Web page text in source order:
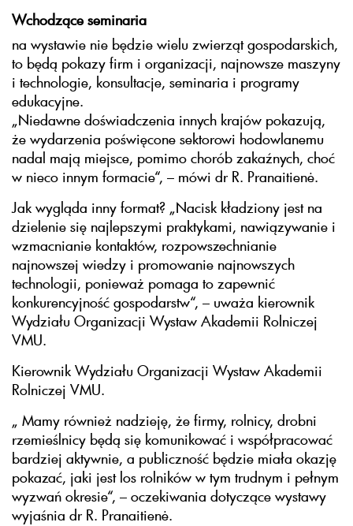
Wchodzące seminaria
na wystawie nie będzie wielu zwierząt gospodarskich,
to będą pokazy firm i organizacji, najnowsze maszyny
i technologie, konsultacje, seminaria i programy
edukacyjne.
„Niedawne doświadczenia innych krajów pokazują,
że wydarzenia poświęcone sektorowi hodowlanemu
nadal mają miejsce, pomimo chorób zakaźnych, choć
w nieco innym formacie“, – mówi dr R. Pranaitienė.
Jak wygląda inny format? „Nacisk kładziony jest na
dzielenie się najlepszymi praktykami, nawiązywanie i
wzmacnianie kontaktów, rozpowszechnianie
najnowszej wiedzy i promowanie najnowszych
technologii, ponieważ pomaga to zapewnić
konkurencyjność gospodarstw“, – uważa kierownik
Wydziału Organizacji Wystaw Akademii Rolniczej
VMU.
Kierownik Wydziału Organizacji Wystaw Akademii
Rolniczej VMU.
„ Mamy również nadzieję, że firmy, rolnicy, drobni
rzemieślnicy będą się komunikować i współpracować
bardziej aktywnie, a publiczność będzie miała okazję
pokazać, jaki jest los rolników w tym trudnym i pełnym
wyzwań okresie“, – oczekiwania dotyczące wystawy
wyjaśnia dr R. Pranaitienė.